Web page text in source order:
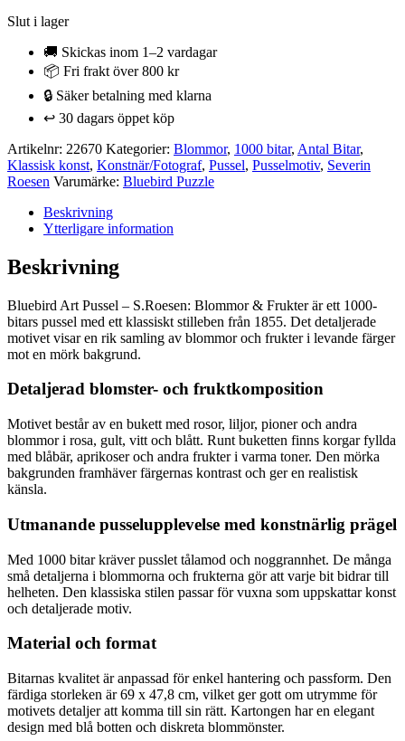
Slut i lager
🚚 Skickas inom 1–2 vardagar
📦 Fri frakt över 800 kr
🔒 Säker betalning med klarna
↩️ 30 dagars öppet köp
Artikelnr: 22670 Kategorier: Blommor, 1000 bitar, Antal Bitar,
Klassisk konst, Konstnär/Fotograf, Pussel, Pusselmotiv, Severin
Roesen Varumärke: Bluebird Puzzle
Beskrivning
Ytterligare information
Beskrivning
Bluebird Art Pussel – S.Roesen: Blommor & Frukter är ett 1000-
bitars pussel med ett klassiskt stilleben från 1855. Det detaljerade
motivet visar en rik samling av blommor och frukter i levande färger
mot en mörk bakgrund.
Detaljerad blomster- och fruktkomposition
Motivet består av en bukett med rosor, liljor, pioner och andra
blommor i rosa, gult, vitt och blått. Runt buketten finns korgar fyllda
med blåbär, aprikoser och andra frukter i varma toner. Den mörka
bakgrunden framhäver färgernas kontrast och ger en realistisk
känsla.
Utmanande pusselupplevelse med konstnärlig prägel
Med 1000 bitar kräver pusslet tålamod och noggrannhet. De många
små detaljerna i blommorna och frukterna gör att varje bit bidrar till
helheten. Den klassiska stilen passar för vuxna som uppskattar konst
och detaljerade motiv.
Material och format
Bitarnas kvalitet är anpassad för enkel hantering och passform. Den
färdiga storleken är 69 x 47,8 cm, vilket ger gott om utrymme för
motivets detaljer att komma till sin rätt. Kartongen har en elegant
design med blå botten och diskreta blommönster.